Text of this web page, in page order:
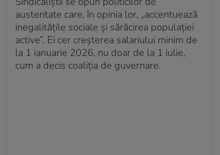
austeritate care, în opinia lor, „accentuează
inegalităţile sociale şi sărăcirea populaţiei
active”. Ei cer creşterea salariului minim de
la 1 ianuarie 2026, nu doar de la 1 iulie,
cum a decis coaliţia de guvernare.